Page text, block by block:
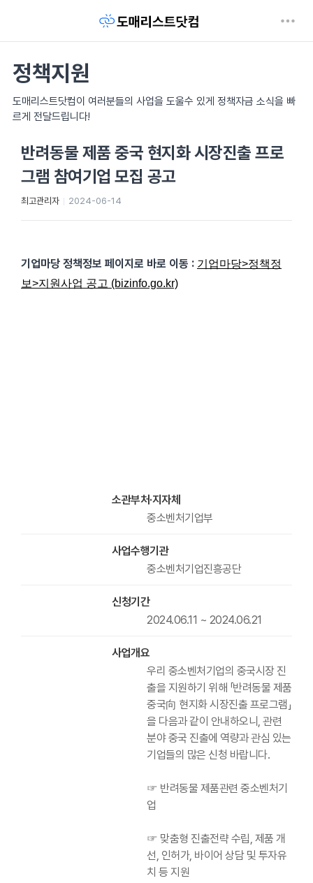
정책지원
도매리스트닷컴이 여러분들의 사업을 도울수 있게 정책자금 소식을 빠
르게 전달드립니다!
반려동물 제품 중국 현지화 시장진출 프로
그램 참여기업 모집 공고
최고관리자 2024-06-14
기업마당 정책정보 페이지로 바로 이동 : 기업마당>정책정
보>지원사업 공고 (bizinfo.go.kr)
소관부처·지자체
중소벤처기업부
사업수행기관
중소벤처기업진흥공단
신청기간
2024.06.11 ~ 2024.06.21
사업개요
우리 중소벤처기업의 중국시장 진
출을 지원하기 위해 「반려동물 제품
중국向 현지화 시장진출 프로그램」
을 다음과 같이 안내하오니, 관련
분야 중국 진출에 역량과 관심 있는
기업들의 많은 신청 바랍니다.
☞ 반려동물 제품관련 중소벤처기
업
☞ 맞춤형 진출전략 수립, 제품 개
선, 인허가, 바이어 상담 및 투자유
치 등 지원